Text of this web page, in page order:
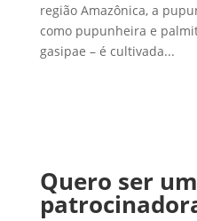
região Amazônica, a
como pupunheira e
gasipae – é cultivada...
Quero ser